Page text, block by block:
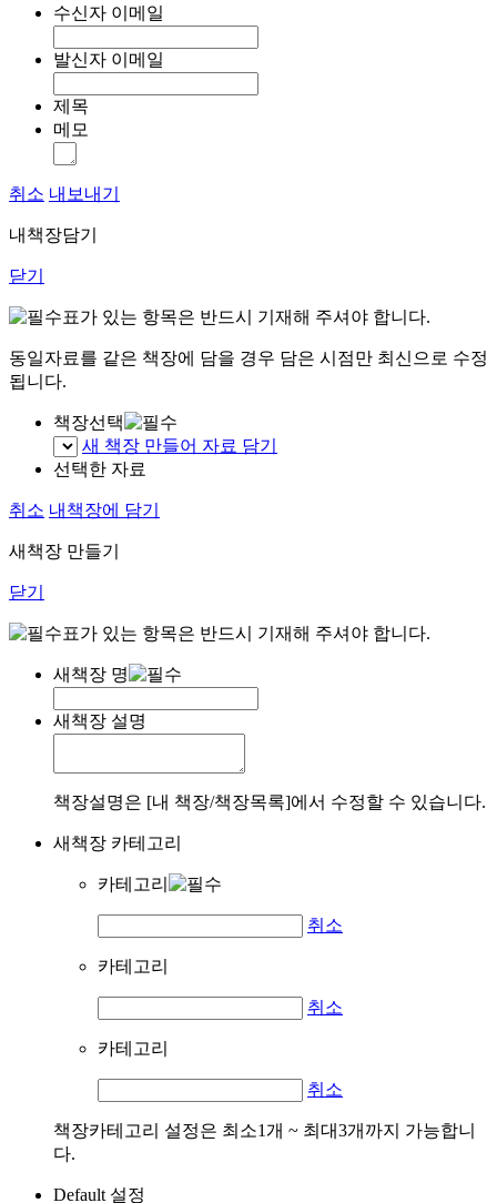
수신자 이메일
발신자 이메일
제목
메모
취소 내보내기
내책장담기
닫기
표가 있는 항목은 반드시 기재해 주셔야 합니다.
동일자료를 같은 책장에 담을 경우 담은 시점만 최신으로 수정
됩니다.
책장선택
새 책장 만들어 자료 담기
선택한 자료
취소 내책장에 담기
새책장 만들기
닫기
표가 있는 항목은 반드시 기재해 주셔야 합니다.
새책장 명
새책장 설명
책장설명은 [내 책장/책장목록]에서 수정할 수 있습니다.
새책장 카테고리
카테고리
취소
카테고리
취소
카테고리
취소
책장카테고리 설정은 최소1개 ~ 최대3개까지 가능합니
다.
Default 설정